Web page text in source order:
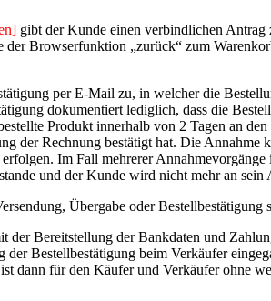
gibt der Kunde einen verbindlichen
Browserfunktion „zurück“ zum
per E-Mail zu, in welcher die
dokumentiert lediglich, dass die
Produkt innerhalb von 2 Tagen an
der Rechnung bestätigt hat. Die Annahme
Im Fall mehrerer
und der Kunde wird nicht mehr an sein
Übergabe oder Bestellbestätigung
Bereitstellung der Bankdaten und
Bestellbestätigung beim Verkäufer
für den Käufer und Verkäufer ohne